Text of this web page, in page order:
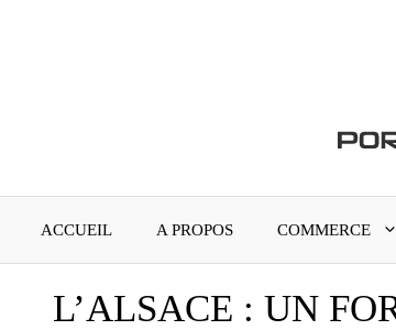
ACCUEIL A PROPOS COMMERCE
L’ALSACE : UN